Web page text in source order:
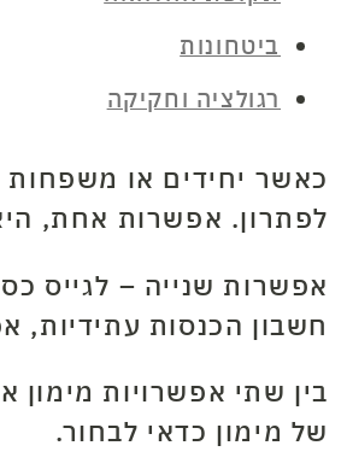
ביטחונות
רגולציה וחקיקה
כאשר יחידים או משפחות
לפתרון. אפשרות אחת,
אפשרות שנייה – לגייס
חשבון הכנסות
בין שתי אפשרויות
של מימון כדאי לבחור.